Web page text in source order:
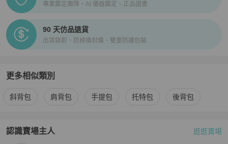
專業鑑定團隊、AI 儀器鑑定、正品證書
90 天仿品退貨
出貨錄影、防掉換封條、雙重防護包裝
更多相似類別
更多Hermès 女包相似商品推薦
斜背包 肩背包 手提包 托特包 後背包
認識賣場主人
PopChill 拍拍圈嚴選賣家
逛逛賣場